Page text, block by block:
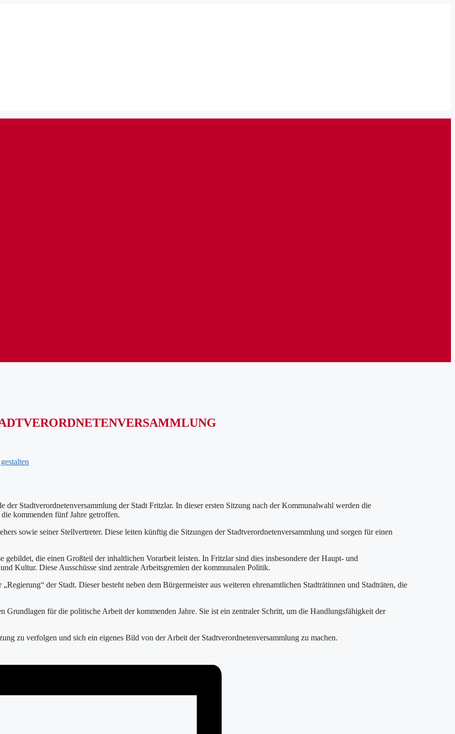
Stadtverordnetenversammlung der Stadt Fritzlar. In dieser ersten Sitzung nach der Kommunalwahl werden die
kommenden fünf Jahre getroffen.
sowie seiner Stellvertreter. Diese leiten künftig die Sitzungen der Stadtverordnetenversammlung und sorgen für einen
gebildet, die einen Großteil der inhaltlichen Vorarbeit leisten. In Fritzlar sind dies insbesondere der Haupt- und
Kultur. Diese Ausschüsse sind zentrale Arbeitsgremien der kommunalen Politik.
der Stadt. Dieser besteht neben dem Bürgermeister aus weiteren ehrenamtlichen Stadträtinnen und Stadträten, die
Grundlagen für die politische Arbeit der kommenden Jahre. Sie ist ein zentraler Schritt, um die Handlungsfähigkeit der
zu verfolgen und sich ein eigenes Bild von der Arbeit der Stadtverordnetenversammlung zu machen.